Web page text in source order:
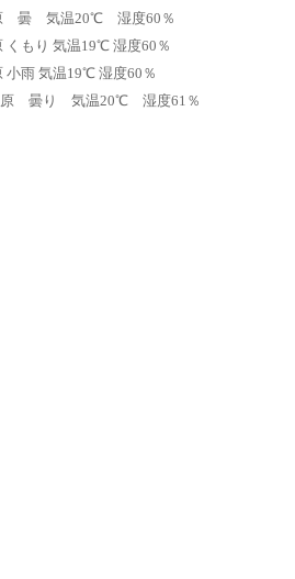
原 曇 気温20℃ 湿度60％
くもり 気温19℃ 湿度60％
小雨 気温19℃ 湿度60％
原 曇り 気温20℃ 湿度61％